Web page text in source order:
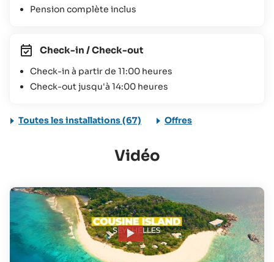
Pension complète inclus
Check-in / Check-out
Check-in à partir de 11:00 heures
Check-out jusqu'à 14:00 heures
Toutes les installations (67) Offres
Vidéo